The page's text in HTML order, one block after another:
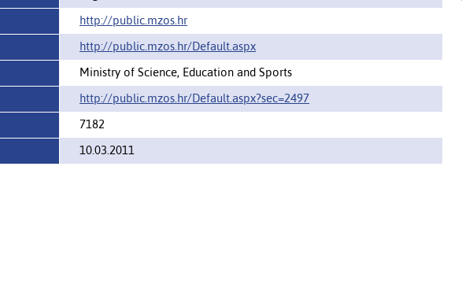
http://public.mzos.hr
http://public.mzos.hr/Default.aspx
Ministry of Science, Education and Sports
http://public.mzos.hr/Default.aspx?sec=2497
7182
10.03.2011